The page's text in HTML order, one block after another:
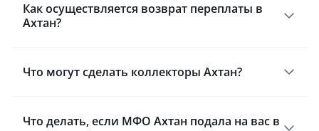
Как осуществляется возврат переплаты в
Ахтан?
Что могут сделать коллекторы Ахтан?
Что делать, если МФО Ахтан подала на вас в